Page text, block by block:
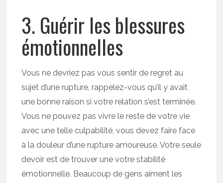
3. Guérir les blessures
émotionnelles
Vous ne devriez pas vous sentir de regret au
sujet d’une rupture, rappelez-vous qu’il y avait
une bonne raison si votre relation s’est terminée.
Vous ne pouvez pas vivre le reste de votre vie
avec une telle culpabilité, vous devez faire face
à la douleur d’une rupture amoureuse. Votre seule
devoir est de trouver une votre stabilité
émotionnelle. Beaucoup de gens aiment les